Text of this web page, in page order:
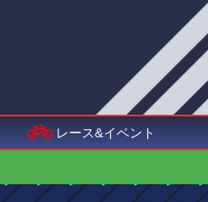
レース&イベント